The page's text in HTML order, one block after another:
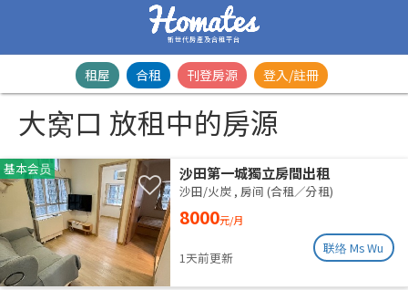
新世代房產及合租平台
租屋 合租 刊登房源 登入/註冊
大窝口 放租中的房源
基本会员 沙田第一城獨立房間出租
沙田/火炭 , 房间 (合租／分租)
8000元/月
1天前更新
联络 Ms Wu